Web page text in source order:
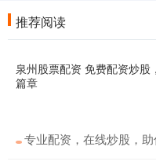
推荐阅读
泉州股票配资 免费配资炒股
篇章
专业配资，在线炒股，